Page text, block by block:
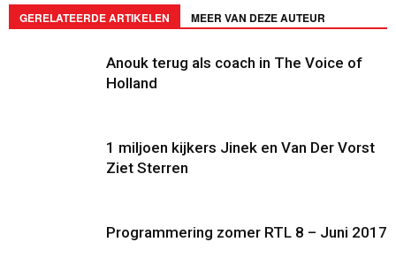
GERELATEERDE ARTIKELEN MEER VAN DEZE AUTEUR
Anouk terug als coach in The Voice of
Holland
1 miljoen kijkers Jinek en Van Der Vorst
Ziet Sterren
Programmering zomer RTL 8 – Juni 2017